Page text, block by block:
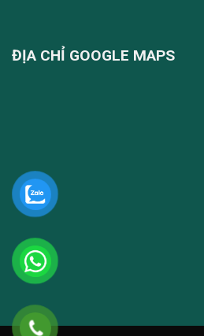
ĐỊA CHỈ GOOGLE MAPS